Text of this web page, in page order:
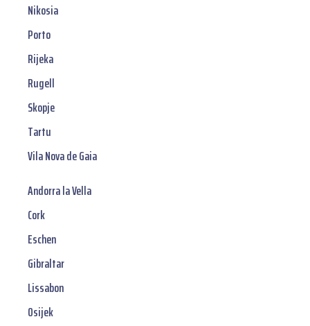
Nikosia
Porto
Rijeka
Rugell
Skopje
Tartu
Vila Nova de Gaia
Andorra la Vella
Cork
Eschen
Gibraltar
Lissabon
Osijek